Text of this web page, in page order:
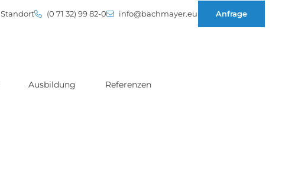
Standort (0 71 32) 99 82-0 info@bachmayer.eu Anfrage
Ausbildung Referenzen